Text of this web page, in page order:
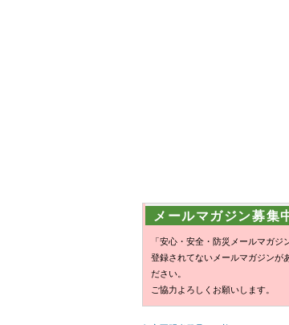
メールマガジン募集
「安心・安全・防災メールマガジ
登録されてないメールマガジンが
ださい。
ご協力よろしくお願いします。